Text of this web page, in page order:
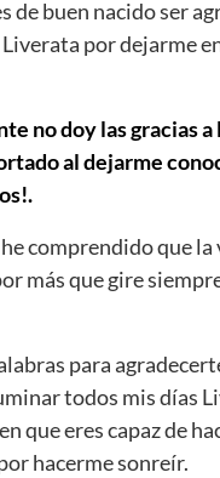
de buen nacido ser
por dejarme
no doy las gracias a
al dejarme
comprendido que la
más que gire
para
todos mis días
que eres capaz de
hacerme sonreír.